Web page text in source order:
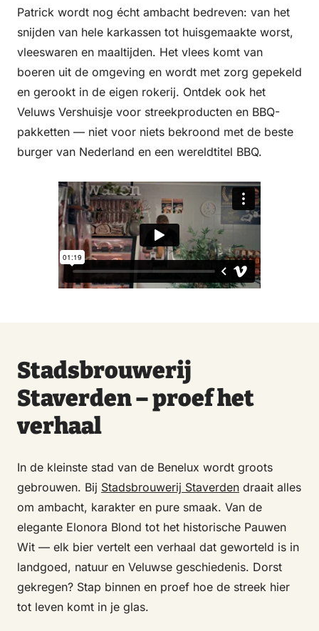
Patrick wordt nog écht ambacht bedreven: van het
snijden van hele karkassen tot huisgemaakte worst,
vleeswaren en maaltijden. Het vlees komt van
boeren uit de omgeving en wordt met zorg gepekeld
en gerookt in de eigen rokerij. Ontdek ook het
Veluws Vershuisje voor streekproducten en BBQ-
pakketten — niet voor niets bekroond met de beste
burger van Nederland en een wereldtitel BBQ.
Stadsbrouwerij
Staverden – proef het
verhaal
In de kleinste stad van de Benelux wordt groots
gebrouwen. Bij Stadsbrouwerij Staverden draait alles
om ambacht, karakter en pure smaak. Van de
elegante Elonora Blond tot het historische Pauwen
Wit — elk bier vertelt een verhaal dat geworteld is in
landgoed, natuur en Veluwse geschiedenis. Dorst
gekregen? Stap binnen en proef hoe de streek hier
tot leven komt in je glas.